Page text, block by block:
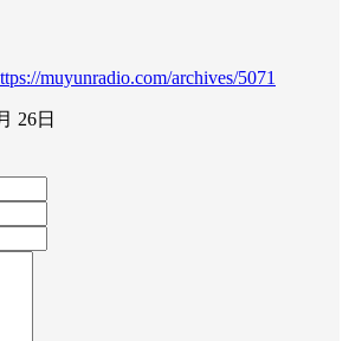
muyunradio.com/archives/5071
26日